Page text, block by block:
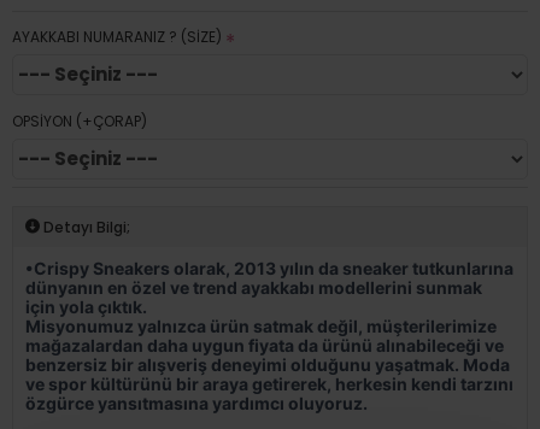
AYAKKABI NUMARANIZ ? (SİZE)
OPSİYON (+ÇORAP)
Detayı Bilgi;
•Crispy Sneakers olarak, 2013 yılın da sneaker tutkunlarına
dünyanın en özel ve trend ayakkabı modellerini sunmak
için yola çıktık.
Misyonumuz yalnızca ürün satmak değil, müşterilerimize
mağazalardan daha uygun fiyata da ürünü alınabileceği ve
benzersiz bir alışveriş deneyimi olduğunu yaşatmak. Moda
ve spor kültürünü bir araya getirerek, herkesin kendi tarzını
özgürce yansıtmasına yardımcı oluyoruz.